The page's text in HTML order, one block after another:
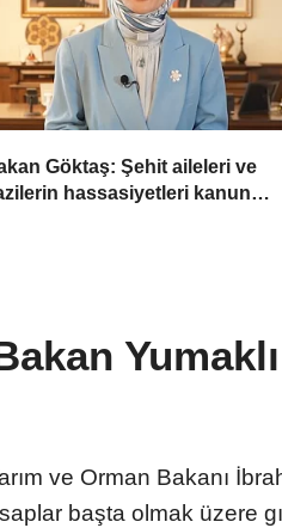
Göktaş: Şehit aileleri ve
hassasiyetleri kanun
ve Orman Bakanı
başta olmak üzere